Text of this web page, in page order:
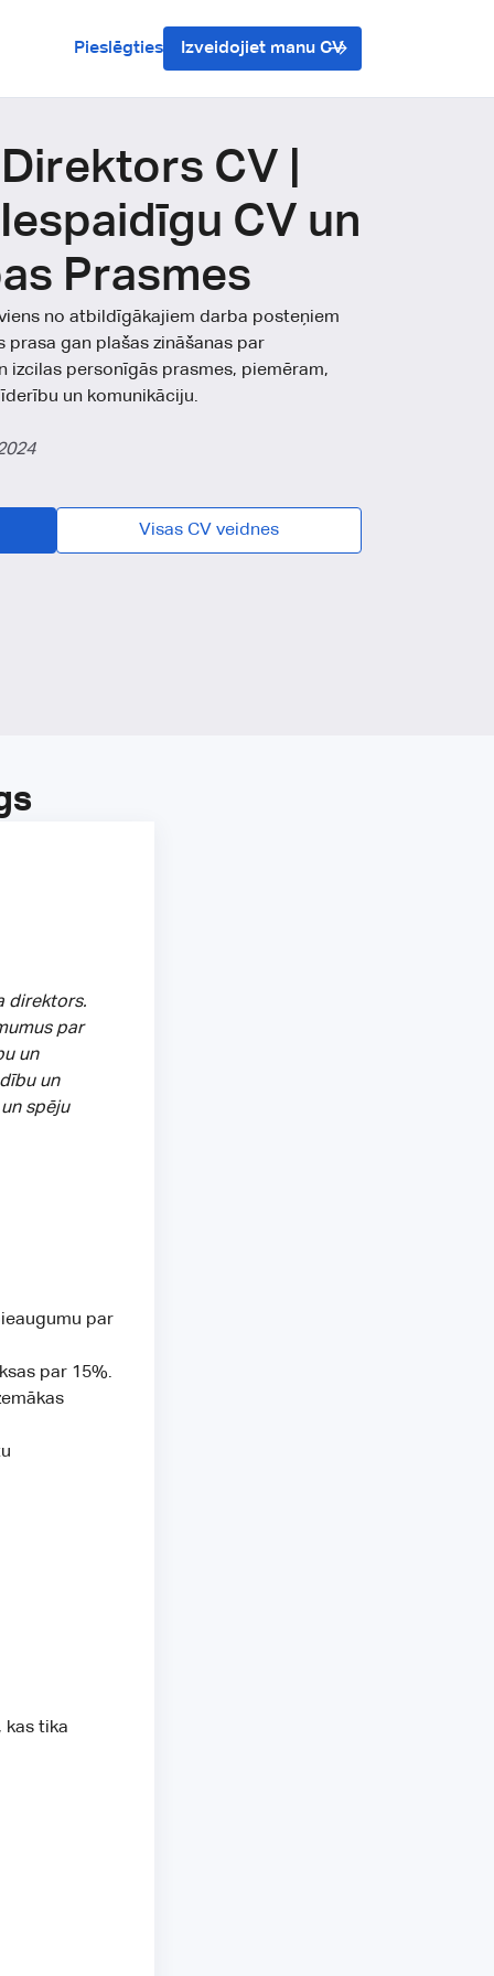
Pieslēgties Izveidojiet manu CV
CV |
CV un
Prasmes
no atbildīgākajiem darba posteņiem
prasa gan plašas zināšanas par
izcilas personīgās prasmes, piemēram,
un komunikāciju.
Visas CV veidnes
direktors.
par
un
un
spēju
par
par 15%.
kas tika